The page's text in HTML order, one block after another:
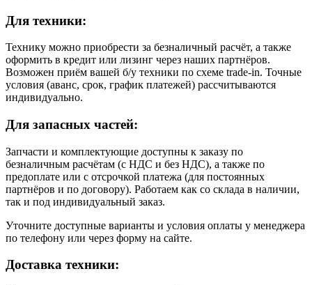
Для техники:
Технику можно приобрести за безналичный расчёт, а также
оформить в кредит или лизинг через наших партнёров.
Возможен приём вашей б/у техники по схеме trade-in. Точные
условия (аванс, срок, график платежей) рассчитываются
индивидуально.
Для запасных частей:
Запчасти и комплектующие доступны к заказу по
безналичным расчётам (с НДС и без НДС), а также по
предоплате или с отсрочкой платежа (для постоянных
партнёров и по договору). Работаем как со склада в наличии,
так и под индивидуальный заказ.
Уточните доступные варианты и условия оплаты у менеджера
по телефону или через форму на сайте.
Доставка техники: